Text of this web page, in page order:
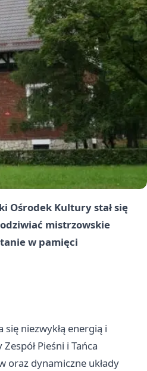
Ośrodek Kultury stał się
mistrzowskie
w pamięci
niezwykłą energią i
Pieśni i Tańca
oraz dynamiczne układy